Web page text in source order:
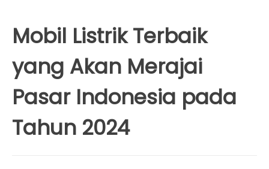
Mobil Listrik Terbaik
yang Akan Merajai
Pasar Indonesia pada
Tahun 2024